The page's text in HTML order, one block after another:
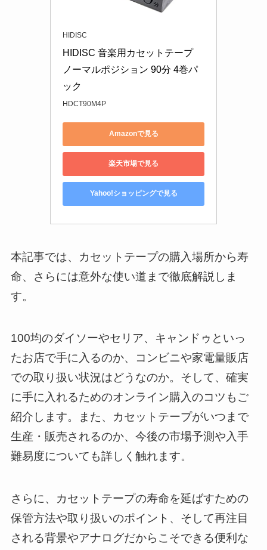
HIDISC
HIDISC 音楽用カセットテープ
ノーマルポジション 90分 4巻パ
ック
HDCT90M4P
Amazonで見る
楽天市場で見る
Yahoo!ショッピングで見る
本記事では、カセットテープの購入場所から寿
命、さらには意外な使い道まで徹底解説しま
す。
100均のダイソーやセリア、キャンドゥといっ
たお店で手に入るのか、コンビニや家電量販店
での取り扱い状況はどうなのか。そして、確実
に手に入れるためのオンライン購入のコツもご
紹介します。また、カセットテープがいつまで
生産・販売されるのか、今後の市場予測や入手
難易度についても詳しく触れます。
さらに、カセットテープの寿命を延ばすための
保管方法や取り扱いのポイント、そして再注目
される背景やアナログだからこそできる便利な